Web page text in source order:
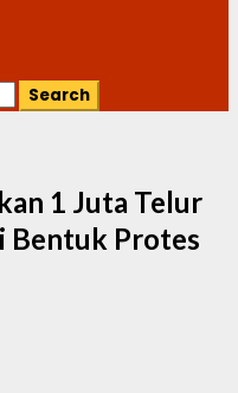
1 Juta Telur
Bentuk Protes